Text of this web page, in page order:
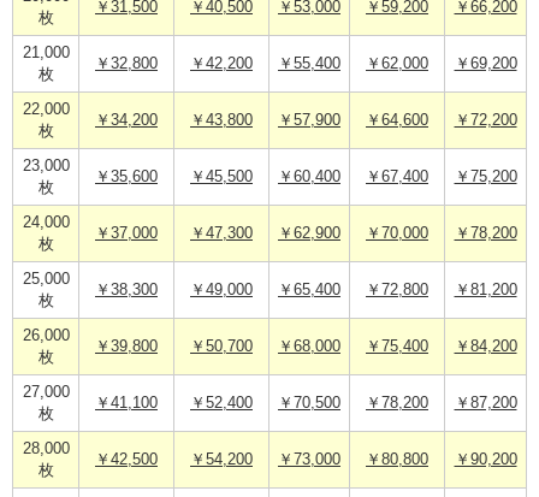
枚
￥31,500 ￥40,500 ￥53,000 ￥59,200 ￥66,200
21,000
枚
￥32,800 ￥42,200 ￥55,400 ￥62,000 ￥69,200
22,000
枚
￥34,200 ￥43,800 ￥57,900 ￥64,600 ￥72,200
23,000
枚
￥35,600 ￥45,500 ￥60,400 ￥67,400 ￥75,200
24,000
枚
￥37,000 ￥47,300 ￥62,900 ￥70,000 ￥78,200
25,000
枚
￥38,300 ￥49,000 ￥65,400 ￥72,800 ￥81,200
26,000
枚
￥39,800 ￥50,700 ￥68,000 ￥75,400 ￥84,200
27,000
枚
￥41,100 ￥52,400 ￥70,500 ￥78,200 ￥87,200
28,000
枚
￥42,500 ￥54,200 ￥73,000 ￥80,800 ￥90,200